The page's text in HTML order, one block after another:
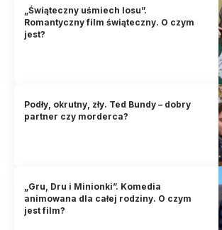
„Świąteczny uśmiech losu”.
Romantyczny film świąteczny. O czym
jest?
Podły, okrutny, zły. Ted Bundy – dobry
partner czy morderca?
„Gru, Dru i Minionki”. Komedia
animowana dla całej rodziny. O czym
jest film?